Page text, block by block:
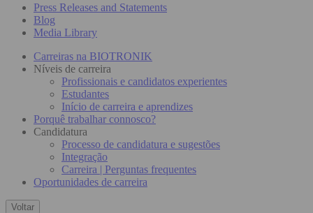
Press Releases and Statements
Blog
Media Library
Carreiras na BIOTRONIK
Níveis de carreira
Profissionais e candidatos experientes
Estudantes
Início de carreira e aprendizes
Porquê trabalhar connosco?
Candidatura
Processo de candidatura e sugestões
Integração
Carreira | Perguntas frequentes
Oportunidades de carreira
Voltar